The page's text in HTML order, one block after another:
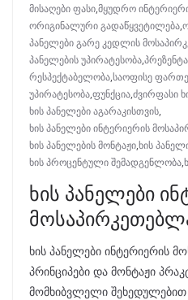
მისაღები ფასი,მყუდრო
ორიგინალური გადაწყვეტილება,
პანელები გარე კედლის
პანელების უპირატესობა,
რესპექტაბელობა,საოფისე
უპირატესობა,ფუნქცია,ძვირფასი
ხის პანელები აგარაკისთვის,
ხის პანელები ინტერიერის
ხის პანელების მონტაჟი,ხის
ხის პროცენტული შემადგენლობა,
ხის პანელები
ხის პანელები ინტერიერის
პრინციპები და მონტაჟი
მომხიბვლელი შეხედულებით